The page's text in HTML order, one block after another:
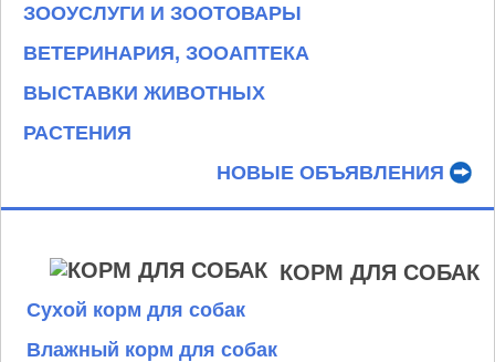
ЗООУСЛУГИ И ЗООТОВАРЫ
ВЕТЕРИНАРИЯ, ЗООАПТЕКА
ВЫСТАВКИ ЖИВОТНЫХ
РАСТЕНИЯ
НОВЫЕ ОБЪЯВЛЕНИЯ
КОРМ ДЛЯ СОБАК
Сухой корм для собак
Влажный корм для собак